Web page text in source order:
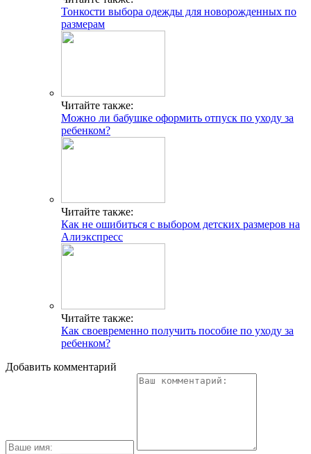
Тонкости выбора одежды для новорожденных по
размерам
Читайте также:
Можно ли бабушке оформить отпуск по уходу за
ребенком?
Читайте также:
Как не ошибиться с выбором детских размеров на
Алиэкспресс
Читайте также:
Как своевременно получить пособие по уходу за
ребенком?
Добавить комментарий